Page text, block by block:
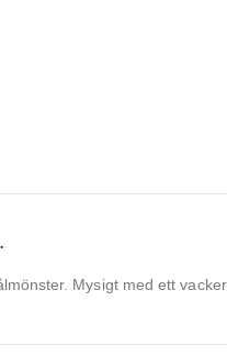
Mysigt med ett